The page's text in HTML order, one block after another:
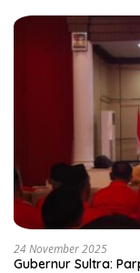
24 November 2025
Gubernur Sultra: